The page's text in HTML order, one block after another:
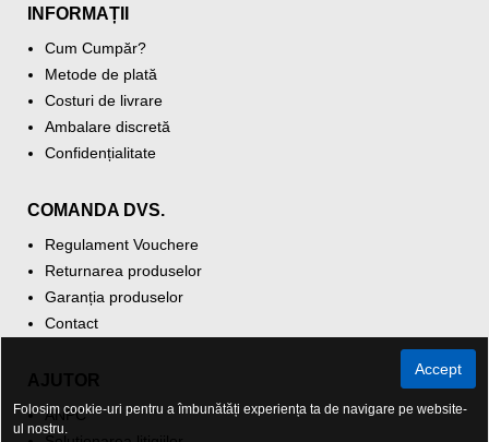
INFORMAȚII
Cum Cumpăr?
Metode de plată
Costuri de livrare
Ambalare discretă
Confidențialitate
COMANDA DVS.
Regulament Vouchere
Returnarea produselor
Garanția produselor
Contact
ANPC
Accept
Folosim cookie-uri pentru a îmbunătăți experiența ta de navigare pe website-
ul nostru.